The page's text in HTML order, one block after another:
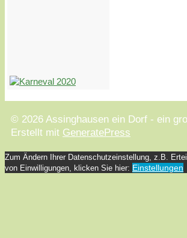
© 2026 Assinghausen ein Dorf - ein
Erstellt mit GeneratePress
Zum Ändern Ihrer Datenschutzeinstellung, z.B.
von Einwilligungen, klicken Sie hier: Einstellungen